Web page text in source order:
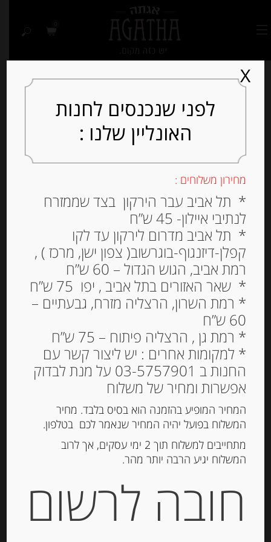
Out of
שמן זית איטלקי כתית
מעולה 100 מ”ל “סנטה
טאה” MONOCULTIVAR
LECCINO
₪38.00
מחיר ל 100 מ"ל : 38.00 ש"ח
המלאי אזל
מק"ט:
8009345000272
שמן וחומץ
לפני שנכנסים לחנות
האונליין שלנו :
מחירון משלוחים :
* תל אביב עבר הירקון בצד שממזרח
לנתיבי איילון- 45 ש”ח
* תל אביב מדרום לירקון עד לקו
קפלן-דיזנגוף-בוגרשוב( צפון ישן, מרכז ) ,
רמת אביב, הגוש הגדול – 60 ש”ח
* שאר האזורים בתל אביב , יפו 75 ש”ח
* רמת השרון, הרצליה מזרח, גבעתיים –
60 ש”ח
* רמת גן , הרצליה פיתוח – 75 ש”ח
* למקומות אחרים : יש ליצור קשר עם
החנות ב 03-5757901 על מנת לבדוק
אפשרות ומחיר של משלוח
המחיר המופיע בהזמנה הוא בסיס בלבד. מחיר
המשלוח בפועל יהיה המחיר שנאמר לכם בטלפון.
מתחייבים למשלוח תוך 2 ימי עסקים, אך לרוב
המשלוח יגיע הרבה יותר מהר.
חובה לרשום
X